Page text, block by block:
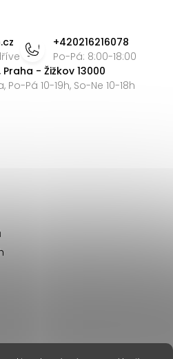
+420216216078
Po-Pá: 8:00-18:00
- Žižkov 13000
Pá 10-19h, So-Ne 10-18h